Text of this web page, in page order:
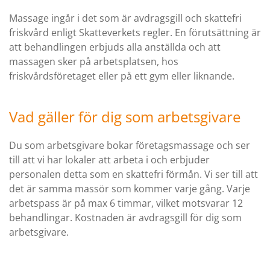
Massage ingår i det som är avdragsgill och skattefri
friskvård enligt Skatteverkets regler. En förutsättning är
att behandlingen erbjuds alla anställda och att
massagen sker på arbetsplatsen, hos
friskvårdsföretaget eller på ett gym eller liknande.
Vad gäller för dig som arbetsgivare
Du som arbetsgivare bokar företagsmassage och ser
till att vi har lokaler att arbeta i och erbjuder
personalen detta som en skattefri förmån. Vi ser till att
det är samma massör som kommer varje gång. Varje
arbetspass är på max 6 timmar, vilket motsvarar 12
behandlingar. Kostnaden är avdragsgill för dig som
arbetsgivare.